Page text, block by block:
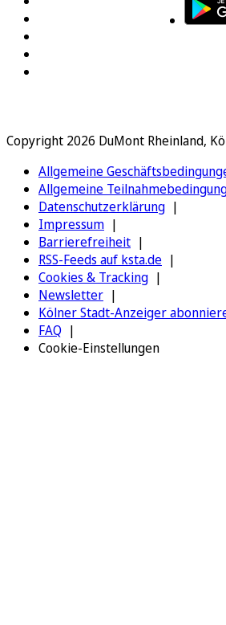
Copyright 2026 DuMont Rheinland,
Allgemeine
Allgemeine
Datenschutzerklärung
Impressum
Barrierefreiheit
RSS-Feeds auf ksta.de
Cookies & Tracking
Newsletter
Kölner Stadt-Anzeiger
FAQ
Cookie-Einstellungen